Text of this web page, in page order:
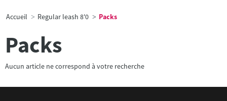
Accueil Regular leash 8'0 Packs
Packs
Aucun article ne correspond à votre recherche